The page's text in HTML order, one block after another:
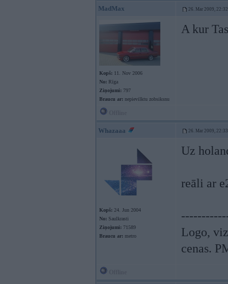
MadMax 26. Mar 2009, 22:32
Kopš: 11. Nov 2006
No: Rīga
Ziņojumi: 797
Braucu ar: nepievilktu zobsiksnu
A kur
Whazaaa 26. Mar 2009, 22:33
Kopš: 24. Jun 2004
No: Saulkrasti
Ziņojumi: 71589
Braucu ar: metro
Uz
reāli ar
Logo,
cenas.